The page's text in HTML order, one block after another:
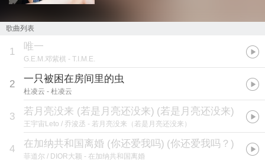
歌曲列表
1 唯一
G.E.M.邓紫棋 - T.I.M.E.
2 一只被困在房间里的虫
杜凌云 - 杜凌云
3 若月亮没来 (若是月亮还没来) (若是月亮还没来)
王宇宙Leto / 乔浚丞 - 若月亮没来（若是月亮还没来）
4 在加纳共和国离婚 (你还爱我吗) (你还爱我吗？ )
菲道尔 / DIOR大颖 - 在加纳共和国离婚